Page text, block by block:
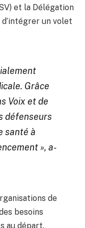
et la Délégation
d’intégrer un volet
Grâce
Voix et de
défenseurs
santé à
», a-
de
besoins
au départ.